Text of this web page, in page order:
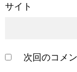
サイト
次回のコメ